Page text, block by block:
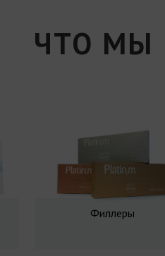
ЧТО МЫ
Филлеры